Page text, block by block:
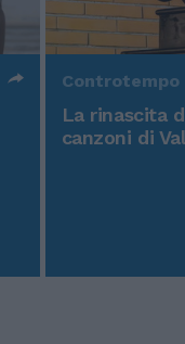
Controtempo
La rinascita
canzoni di